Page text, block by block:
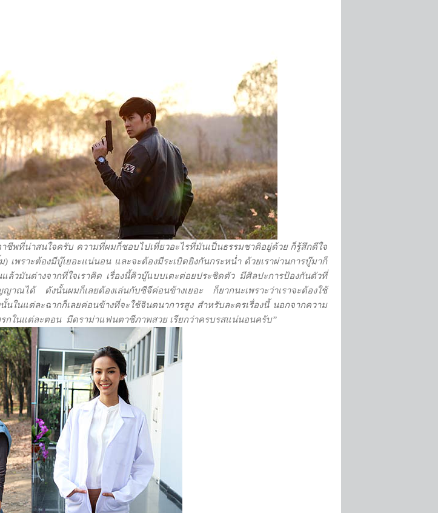
ชีพที่น่าสนใจครับ ความที่ผมก็ชอบไปเที่ยวอะไรที่มันเป็นธรรมชาติอยู่ด้วย ก็รู้สึกดีใจ
เพราะต้องมีบู๊เยอะแน่นอน และจะต้องมีระเบิดยิงกันกระหน่ำ ด้วยเราผ่านการบู๊มาก็
ล้วมันต่างจากที่ใจเราคิด เรื่องนี้คิวบู๊แบบเตะต่อยประชิดตัว มีศิลปะการป้องกันตัวที่
ณได้ ดังนั้นผมก็เลยต้องเล่นกับซีจีค่อนข้างเยอะ ก็ยากนะเพราะว่าเราจะต้องใช้
ในแต่ละฉากก็เลยค่อนข้างที่จะใช้จินตนาการสูง สำหรับละครเรื่องนี้ นอกจากความ
ในแต่ละตอน มีดราม่าแฟนตาซีภาพสวย เรียกว่าครบรสแน่นอนครับ”